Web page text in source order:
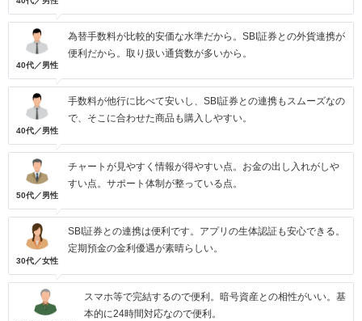
40代／男性
為替手数料が比較的安価な水準だから。SBI証券との外貨連携が
便利だから。取り扱い通貨数が多いから。
40代／男性
手数料が他行に比べて安いし、SBI証券との連携もスムーズなの
で、そこに合わせた商品も購入しやすい。
50代／男性
チャートが見やすく情報が得やすい点。お金の出し入れがしや
すい点。サポート体制が整っている点。
30代／女性
SBI証券との連携は便利です。アプリの生体認証も安心できる。
定期預金の金利優遇が素晴らしい。
スマホ等で完結するので便利。暗号資産との相性がいい。基
本的に24時間対応なので便利。